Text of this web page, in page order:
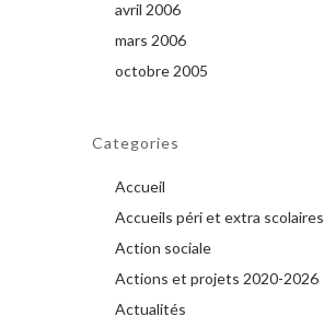
avril 2006
mars 2006
octobre 2005
Categories
Accueil
Accueils péri et extra scolaires
Action sociale
Actions et projets 2020-2026
Actualités